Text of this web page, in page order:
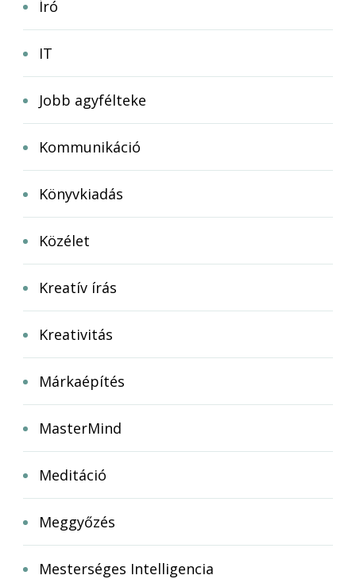
Író
IT
Jobb agyfélteke
Kommunikáció
Könyvkiadás
Közélet
Kreatív írás
Kreativitás
Márkaépítés
MasterMind
Meditáció
Meggyőzés
Mesterséges Intelligencia